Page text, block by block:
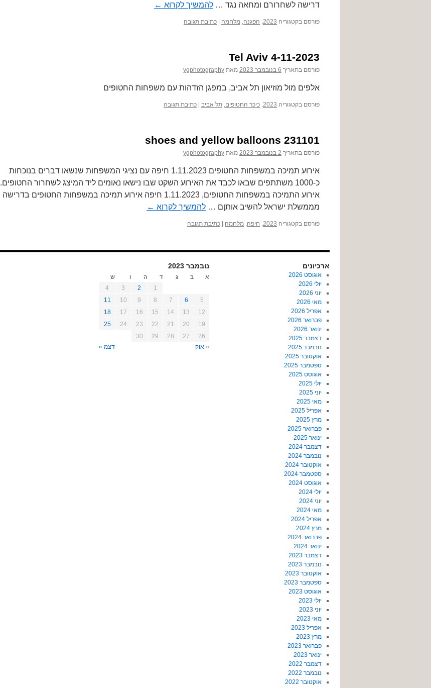
דרישה לשחרורם ומחאה נגד … להמשיך לקרוא ←
פורסם בקטגוריה 2023
, הפגנה, מלחמה כתיבת תגובה
4-11-2023 Tel Aviv
פורסם בתאריך 6 בנובמבר 2023 מאת ygphotography
אלפים מול מוזיאון תל אביב, במפגן הזדהות עם משפחות החטופים
פורסם בקטגוריה 2023
, כיכר החטופים, תל אביב כתיבת תגובה
shoes and yellow balloons 231101
פורסם בתאריך 2 בנובמבר 2023 מאת ygphotography
אירוע תמיכה במשפחות החטופים 1.11.2023 חיפה עם נציגי המשפחות שנשאו דברים בנוכחות
כ-1000 משתתפים שבאו לכבד את האירוע השקט שבו נישאו נאומים ליד המיצג לשחרור החטופים.
אירוע התמיכה במשפחות החטופים, 1.11.2023 חיפה אירוע תמיכה במשפחות החטופים בדרישה
מממשלת ישראל להשיב אותןם … להמשיך לקרוא ←
פורסם בקטגוריה 2023
, חיפה, מלחמה כתיבת תגובה
ארכיונים
אוגוסט 2026
יולי 2026
יוני 2026
מאי 2026
אפריל 2026
פברואר 2026
ינואר 2026
דצמבר 2025
נובמבר 2025
אוקטובר 2025
ספטמבר 2025
אוגוסט 2025
יולי 2025
יוני 2025
מאי 2025
אפריל 2025
מרץ 2025
פברואר 2025
ינואר 2025
דצמבר 2024
נובמבר 2024
אוקטובר 2024
ספטמבר 2024
אוגוסט 2024
יולי 2024
יוני 2024
מאי 2024
אפריל 2024
מרץ 2024
פברואר 2024
ינואר 2024
דצמבר 2023
נובמבר 2023
אוקטובר 2023
ספטמבר 2023
אוגוסט 2023
יולי 2023
יוני 2023
מאי 2023
אפריל 2023
מרץ 2023
פברואר 2023
ינואר 2023
דצמבר 2022
נובמבר 2022
אוקטובר 2022
נובמבר 2023
א ב ג ד ה ו ש
1
2
3
4
5
6
7
8
9
10
11
12
13
14
15
16
17
18
19
20
21
22
23
24
25
26
27
28
29
30
« אוק
דצמ »